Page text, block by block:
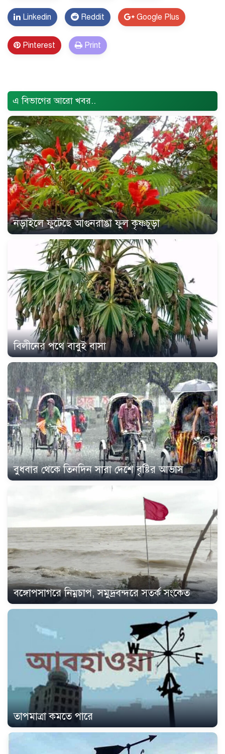
Linkedin Reddit Google Plus
Pinterest Print
এ বিভাগের আরো খবর..
নড়াইলে ফুটেছে আগুনরাঙা ফুল কৃষ্ণচূড়া
বিলীনের পথে বাবুই বাসা
বুধবার থেকে তিনদিন সারা দেশে বৃষ্টির আভাস
বঙ্গোপসাগরে নিম্নচাপ, সমুদ্রবন্দরে সতর্ক সংকেত
তাপমাত্রা কমতে পারে